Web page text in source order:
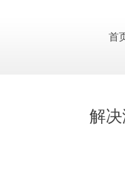
首
解